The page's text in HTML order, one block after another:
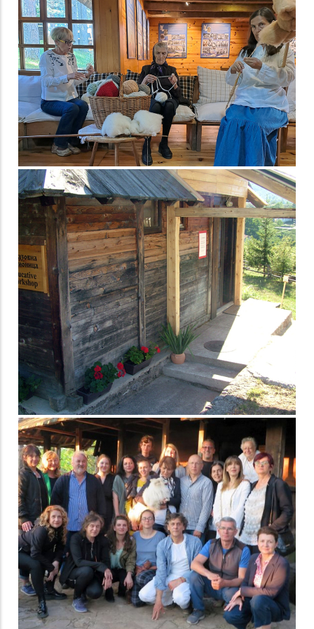
Седма Колонија
конзерватора,
рестауратора и
музејских радника
Међународна
колонија
конзерватора,
рестауратора и
музејских радника
2021.
Радионица